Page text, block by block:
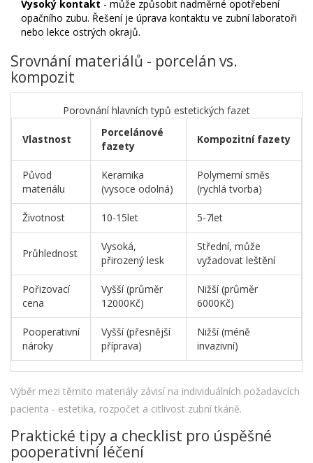
Vysoký kontakt - může způsobit nadměrné opotřebení
opačního zubu. Řešení je úprava kontaktu ve zubní laboratoři
nebo lekce ostrých okrajů.
Srovnání materiálů - porcelán vs.
kompozit
Porovnání hlavních typů estetických fazet
Vlastnost
Porcelánové
fazety
Kompozitní fazety
Původ
materiálu
Keramika
(vysoce odolná)
Polymerní směs
(rychlá tvorba)
Životnost 10-15let 5-7let
Průhlednost
Vysoká,
přirozený lesk
Střední, může
vyžadovat leštění
Pořizovací
cena
Vyšší (průměr
12000Kč)
Nižší (průměr
6000Kč)
Pooperativní
nároky
Vyšší (přesnější
příprava)
Nižší (méně
invazivní)
Výběr mezi těmito materiály závisí na individuálních požadavcích
pacienta - estetika, rozpočet a citlivost zubní tkáně.
Praktické tipy a checklist pro úspěšné
pooperativní léčení